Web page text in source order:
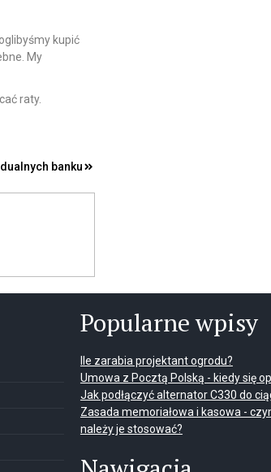
kupić
My
raty.
banku
Popularne wpisy
Ile zarabia projektant ogrodu?
Umowa z Pocztą Polską - kiedy się
Jak podłączyć alternator C330 do
Zasada memoriałowa i kasowa -
należy je stosować?